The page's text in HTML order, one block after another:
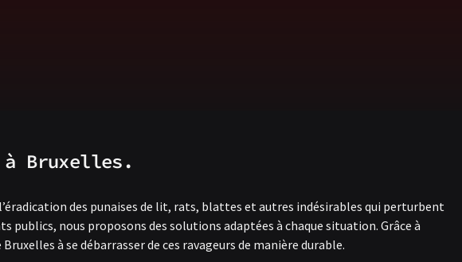
à Bruxelles.
des punaises de lit, rats, blattes et autres indésirables qui perturbent
publics, nous proposons des solutions adaptées à chaque situation. Grâce à
à se débarrasser de ces ravageurs de manière durable.